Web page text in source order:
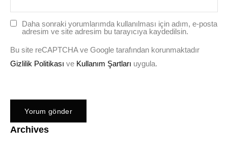
Daha sonraki yorumlarımda kullanılması için adım, e-posta
adresim ve site adresim bu tarayıcıya kaydedilsin.
Bu site reCAPTCHA ve Google tarafından korunmaktadır
Gizlilik Politikası ve Kullanım Şartları uygula.
Archives